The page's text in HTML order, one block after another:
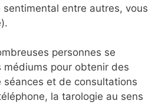
entre autres, vous
personnes se
médiums pour obtenir des
séances et de consultations
la tarologie au sens